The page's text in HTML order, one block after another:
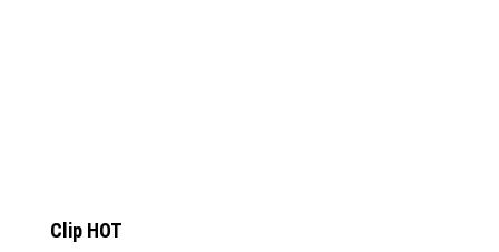
Clip HOT